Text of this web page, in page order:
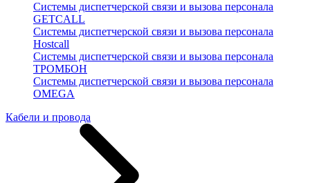
Системы диспетчерской связи и вызова персонала
GETCALL
Системы диспетчерской связи и вызова персонала
Hostcall
Системы диспетчерской связи и вызова персонала
ТРОМБОН
Системы диспетчерской связи и вызова персонала
OMEGA
Кабели и провода